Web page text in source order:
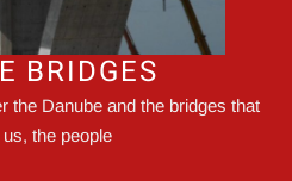
BRIDGES
the Danube and the bridges that
the people